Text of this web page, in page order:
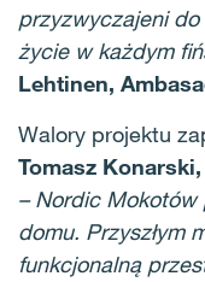
przyzwyczajeni
życie w każdym
Lehtinen,
Walory projektu
Tomasz
– Nordic Mokotów
domu. Przyszłym
funkcjonalną